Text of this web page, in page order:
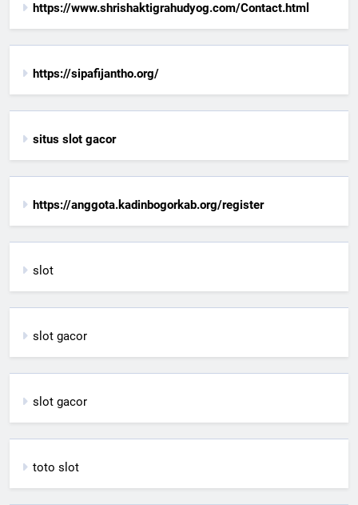
https://www.shrishaktigrahudyog.com/Contact.html
https://sipafijantho.org/
situs slot gacor
https://anggota.kadinbogorkab.org/register
slot
slot gacor
slot gacor
toto slot